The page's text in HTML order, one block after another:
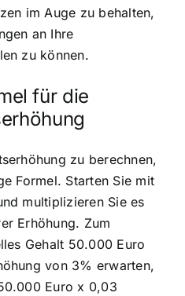
im Auge zu behalten,
an Ihre
zu können.
für die
zu berechnen,
Formel. Starten Sie mit
multiplizieren Sie es
Erhöhung. Zum
Gehalt 50.000 Euro
von 3% erwarten,
Euro x 0,03